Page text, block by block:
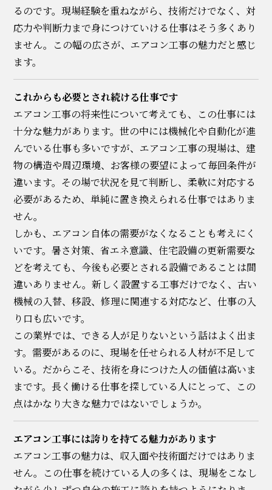
るのです。現場経験を重ねながら、技術だけでなく、対
応力や判断力まで身につけていける仕事はそう多くあり
ません。この幅の広さが、エアコン工事の魅力だと感じ
ます。
これからも必要とされ続ける仕事です
エアコン工事の将来性について考えても、この仕事には
十分な魅力があります。世の中には機械化や自動化が進
んでいる仕事も多いですが、エアコン工事の現場は、建
物の構造や周辺環境、お客様の要望によって毎回条件が
違います。その場で状況を見て判断し、柔軟に対応する
必要があるため、単純に置き換えられる仕事ではありま
せん。
しかも、エアコン自体の需要がなくなることも考えにく
いです。暑さ対策、省エネ意識、住宅設備の更新需要な
どを考えても、今後も必要とされる設備であることは間
違いありません。新しく設置する工事だけでなく、古い
機械の入替、移設、修理に関連する対応など、仕事の入
り口も広いです。
この業界では、できる人が足りないという話はよく出ま
す。需要があるのに、現場を任せられる人材が不足して
いる。だからこそ、技術を身につけた人の価値は高いま
まです。長く働ける仕事を探している人にとって、この
点はかなり大きな魅力ではないでしょうか。
エアコン工事には誇りを持てる魅力があります
エアコン工事の魅力は、収入面や技術面だけではありま
せん。この仕事を続けている人の多くは、現場をこなし